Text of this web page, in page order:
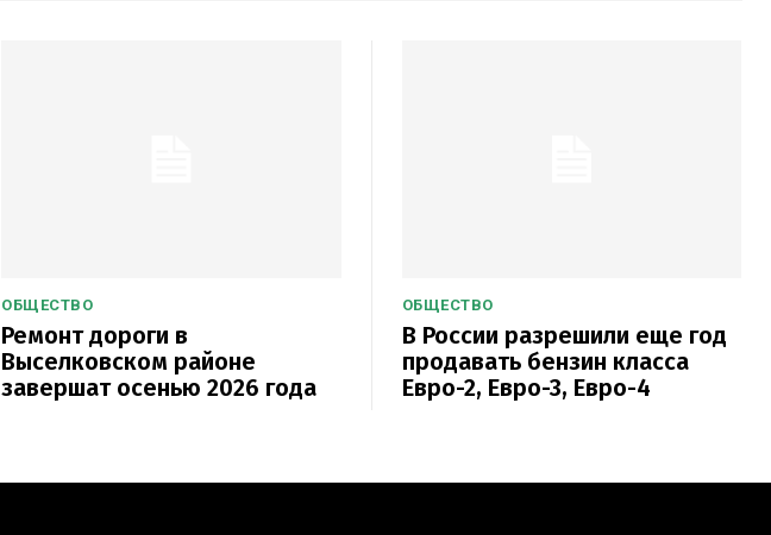
ОБЩЕСТВО
Ремонт дороги в
Выселковском районе
завершат осенью 2026 года
ОБЩЕСТВО
В России разрешили еще год
продавать бензин класса
Евро-2, Евро-3, Евро-4